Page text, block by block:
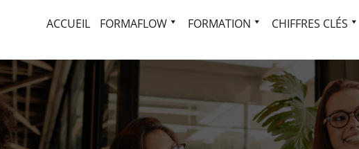
ACCUEIL FORMAFLOW FORMATION CHIFFRES CLÉS